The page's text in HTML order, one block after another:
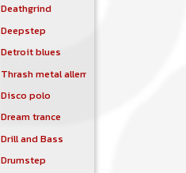
Deathgrind
Deepstep
Detroit blues
Thrash metal allemand
Disco polo
Dream trance
Drill and Bass
Drumstep